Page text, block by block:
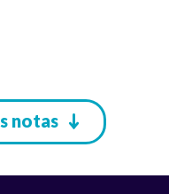
notas